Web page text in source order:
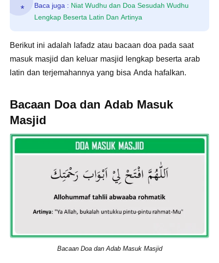
Baca juga : Niat Wudhu dan Doa Sesudah Wudhu
Lengkap Beserta Latin Dan Artinya
Berikut ini adalah lafadz atau bacaan doa pada saat
masuk masjid dan keluar masjid lengkap beserta arab
latin dan terjemahannya yang bisa Anda hafalkan.
Bacaan Doa dan Adab Masuk
Masjid
Bacaan Doa dan Adab Masuk Masjid